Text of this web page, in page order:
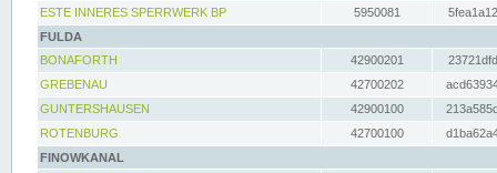
ESTE INNERES SPERRWERK BP
5950081
FULDA
BONAFORTH
42900201
GREBENAU
42700202
GUNTERSHAUSEN
42900100
ROTENBURG
42700100
FINOWKANAL